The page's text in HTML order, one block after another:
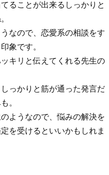
ることが出来るしっかりと
なので、恋愛系の相談をす
象です。
キリと伝えてくれる先生の
っかりと筋が通った発言だ
。
ようなので、悩みの解決を
を受けるといいかもしれま